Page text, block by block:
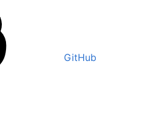
GitHub